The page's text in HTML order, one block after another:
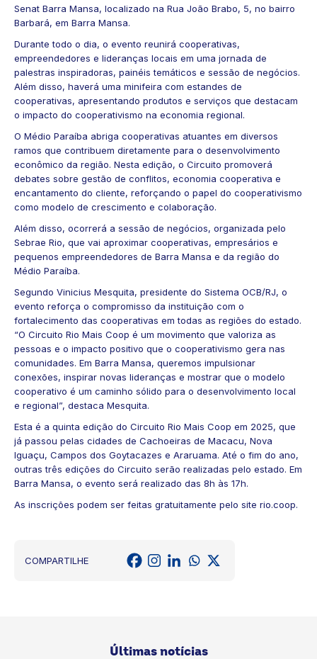
Senat Barra Mansa, localizado na Rua João Brabo, 5, no bairro
Barbará, em Barra Mansa.
Durante todo o dia, o evento reunirá cooperativas,
empreendedores e lideranças locais em uma jornada de
palestras inspiradoras, painéis temáticos e sessão de negócios.
Além disso, haverá uma minifeira com estandes de
cooperativas, apresentando produtos e serviços que destacam
o impacto do cooperativismo na economia regional.
O Médio Paraíba abriga cooperativas atuantes em diversos
ramos que contribuem diretamente para o desenvolvimento
econômico da região. Nesta edição, o Circuito promoverá
debates sobre gestão de conflitos, economia cooperativa e
encantamento do cliente, reforçando o papel do cooperativismo
como modelo de crescimento e colaboração.
Além disso, ocorrerá a sessão de negócios, organizada pelo
Sebrae Rio, que vai aproximar cooperativas, empresários e
pequenos empreendedores de Barra Mansa e da região do
Médio Paraíba.
Segundo Vinicius Mesquita, presidente do Sistema OCB/RJ, o
evento reforça o compromisso da instituição com o
fortalecimento das cooperativas em todas as regiões do estado.
“O Circuito Rio Mais Coop é um movimento que valoriza as
pessoas e o impacto positivo que o cooperativismo gera nas
comunidades. Em Barra Mansa, queremos impulsionar
conexões, inspirar novas lideranças e mostrar que o modelo
cooperativo é um caminho sólido para o desenvolvimento local
e regional”, destaca Mesquita.
Esta é a quinta edição do Circuito Rio Mais Coop em 2025, que
já passou pelas cidades de Cachoeiras de Macacu, Nova
Iguaçu, Campos dos Goytacazes e Araruama. Até o fim do ano,
outras três edições do Circuito serão realizadas pelo estado. Em
Barra Mansa, o evento será realizado das 8h às 17h.
As inscrições podem ser feitas gratuitamente pelo site rio.coop.
COMPARTILHE
Últimas notícias